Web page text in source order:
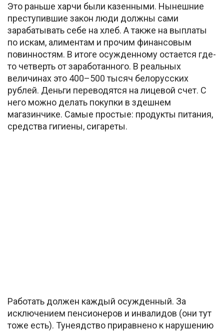
Это раньше харчи были казенными. Нынешние
преступившие закон люди должны сами
зарабатывать себе на хлеб. А также на выплаты
по искам, алиментам и прочим финансовым
повинностям. В итоге осужденному остается где-
то четверть от заработанного. В реальных
величинах это 400–500 тысяч белорусских
рублей. Деньги переводятся на лицевой счет. С
него можно делать покупки в здешнем
магазинчике. Самые простые: продукты питания,
средства гигиены, сигареты.
Работать должен каждый осужденный. За
исключением пенсионеров и инвалидов (они тут
тоже есть). Тунеядство приравнено к нарушению